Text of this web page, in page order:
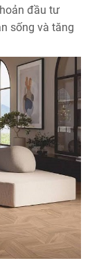
đầu tư
sống và tăng